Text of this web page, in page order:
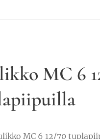
MC 6
MC 6 12/70